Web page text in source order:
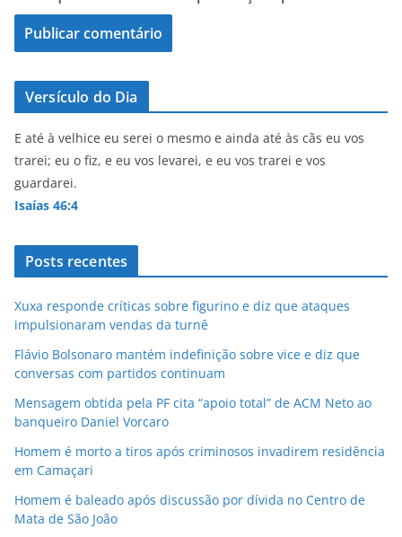
Versículo do Dia
E até à velhice eu serei o mesmo e ainda até às cãs eu vos
trarei; eu o fiz, e eu vos levarei, e eu vos trarei e vos
guardarei.
Isaías 46:4
Posts recentes
Xuxa responde críticas sobre figurino e diz que ataques
impulsionaram vendas da turnê
Flávio Bolsonaro mantém indefinição sobre vice e diz que
conversas com partidos continuam
Mensagem obtida pela PF cita “apoio total” de ACM Neto ao
banqueiro Daniel Vorcaro
Homem é morto a tiros após criminosos invadirem residência
em Camaçari
Homem é baleado após discussão por dívida no Centro de
Mata de São João